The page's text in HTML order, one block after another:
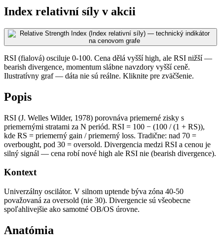
Index relativní síly v akcii
RSI (fialová) osciluje 0-100. Cena dělá vyšší high, ale RSI nižší —
bearish divergence, momentum slábne navzdory vyšší ceně.
Ilustratívny graf — dáta nie sú reálne. Kliknite pre zväčšenie.
Popis
RSI (J. Welles Wilder, 1978) porovnáva priemerné zisky s
priemernými stratami za N periód. RSI = 100 − (100 / (1 + RS)),
kde RS = priemerný gain / priemerný loss. Tradične: nad 70 =
overbought, pod 30 = oversold. Divergencia medzi RSI a cenou je
silný signál — cena robí nové high ale RSI nie (bearish divergence).
Kontext
Univerzálny oscilátor. V silnom uptende býva zóna 40-50
považovaná za oversold (nie 30). Divergencie sú všeobecne
spoľahlivejšie ako samotné OB/OS úrovne.
Anatómia